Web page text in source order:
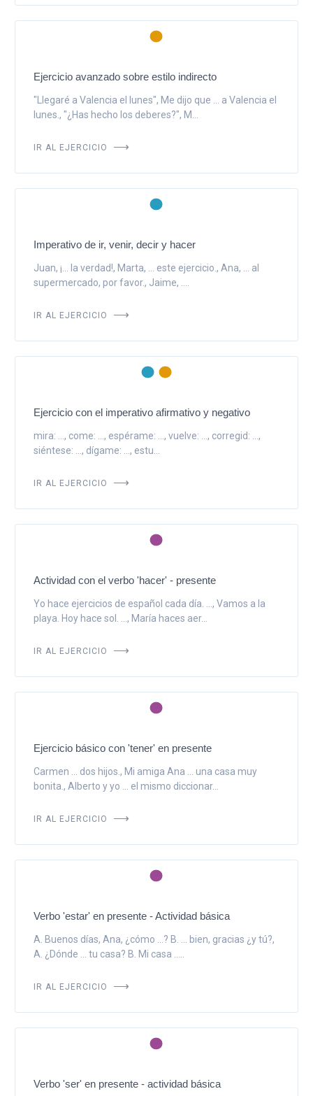
Ejercicio avanzado sobre estilo indirecto
"Llegaré a Valencia el lunes", Me dijo que ... a Valencia el
lunes., "¿Has hecho los deberes?", M...
IR AL EJERCICIO
Imperativo de ir, venir, decir y hacer
Juan, ¡... la verdad!, Marta, ... este ejercicio., Ana, ... al
supermercado, por favor., Jaime, ....
IR AL EJERCICIO
Ejercicio con el imperativo afirmativo y negativo
mira: ..., come: ..., espérame: ..., vuelve: ..., corregid: ...,
siéntese: ..., dígame: ..., estu...
IR AL EJERCICIO
Actividad con el verbo 'hacer' - presente
Yo hace ejercicios de español cada día. ..., Vamos a la
playa. Hoy hace sol. ..., María haces aer...
IR AL EJERCICIO
Ejercicio básico con 'tener' en presente
Carmen ... dos hijos., Mi amiga Ana ... una casa muy
bonita., Alberto y yo ... el mismo diccionar...
IR AL EJERCICIO
Verbo 'estar' en presente - Actividad básica
A. Buenos días, Ana, ¿cómo ...? B. ... bien, gracias ¿y tú?,
A. ¿Dónde ... tu casa? B. Mi casa .....
IR AL EJERCICIO
Verbo 'ser' en presente - actividad básica